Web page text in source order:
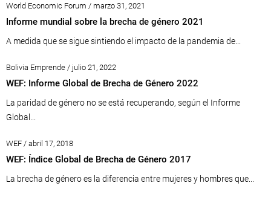
World Economic Forum / marzo 31, 2021
Informe mundial sobre la brecha de género 2021
A medida que se sigue sintiendo el impacto de la pandemia de...
Bolivia Emprende / julio 21, 2022
WEF: Informe Global de Brecha de Género 2022
La paridad de género no se está recuperando, según el Informe
Global...
WEF / abril 17, 2018
WEF: Índice Global de Brecha de Género 2017
La brecha de género es la diferencia entre mujeres y hombres que...